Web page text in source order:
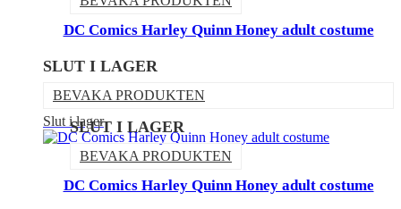
DC Comics Harley Quinn Honey adult costume
SLUT I LAGER
BEVAKA PRODUKTEN
Slut i lager
SLUT I LAGER
BEVAKA PRODUKTEN
DC Comics Harley Quinn Honey adult costume